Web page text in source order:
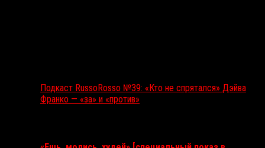
Подкаст RussoRosso №39: «Кто не спрятался» Дэйва
Франко — «за» и «против»